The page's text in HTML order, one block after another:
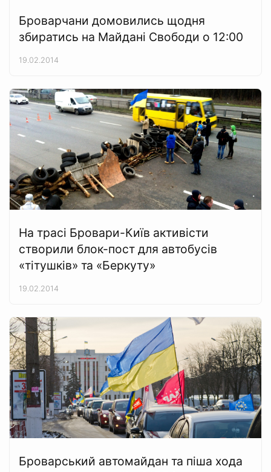
Броварчани домовились щодня
збиратись на Майдані Свободи о 12:00
19.02.2014
На трасі Бровари-Київ активісти
створили блок-пост для автобусів
«тітушків» та «Беркуту»
19.02.2014
Броварський автомайдан та піша хода